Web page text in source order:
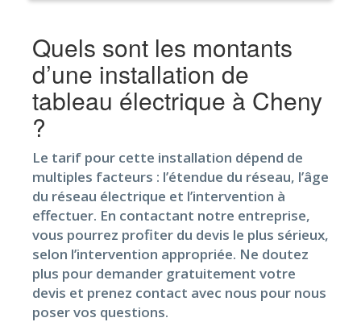
Quels sont les montants
d’une installation de
tableau électrique à Cheny
?
Le tarif pour cette installation dépend de
multiples facteurs : l’étendue du réseau, l’âge
du réseau électrique et l’intervention à
effectuer. En contactant notre entreprise,
vous pourrez profiter du devis le plus sérieux,
selon l’intervention appropriée. Ne doutez
plus pour demander gratuitement votre
devis et prenez contact avec nous pour nous
poser vos questions.